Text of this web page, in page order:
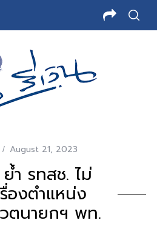
August 21, 2023
ย้ำ รทสช. ไม่
องตำแหน่ง
ตนายกฯ พท.